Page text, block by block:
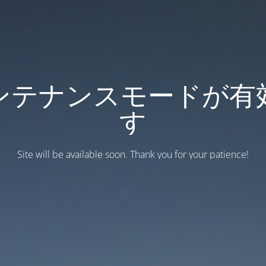
テナンスモードが有
す
Site will be available soon. Thank you for your patience!